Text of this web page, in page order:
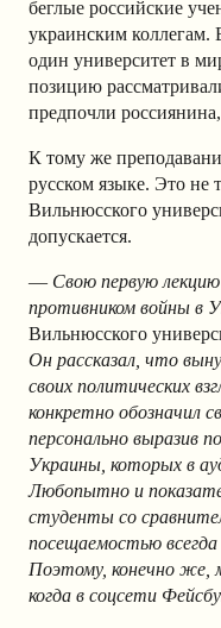
беглые российские
украинским коллегам.
один университет в
позицию
предпочли
К тому же
русском языке. Это не
Вильнюсского
допускается.
— Свою первую
противником войны в
Вильнюсского
Он рассказал, что
своих политических
конкретно обозначил
персонально выразив
Украины, которых в
Любопытно и
студенты со
посещаемостью всегда
Поэтому, конечно же,
когда в соцсети